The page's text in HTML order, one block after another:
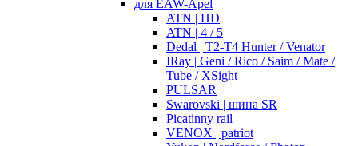
для EAW-Apel
ATN | HD
ATN | 4 / 5
Dedal | T2-T4 Hunter / Venator
IRay | Geni / Rico / Saim / Mate /
Tube / XSight
PULSAR
Swarovski | шина SR
Picatinny rail
VENOX | patriot